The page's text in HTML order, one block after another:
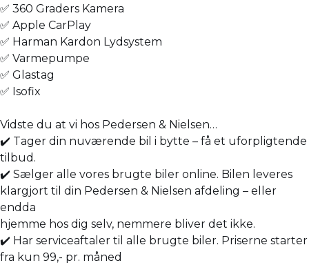
✅ 360 Graders Kamera
✅ Apple CarPlay
✅ Harman Kardon Lydsystem
✅ Varmepumpe
✅ Glastag
✅ Isofix
Vidste du at vi hos Pedersen & Nielsen…
✔️ Tager din nuværende bil i bytte – få et uforpligtende
tilbud.
✔️ Sælger alle vores brugte biler online. Bilen leveres
klargjort til din Pedersen & Nielsen afdeling – eller
endda
hjemme hos dig selv, nemmere bliver det ikke.
✔️ Har serviceaftaler til alle brugte biler. Priserne starter
fra kun 99,- pr. måned